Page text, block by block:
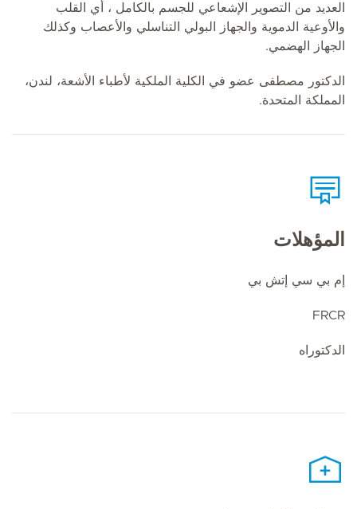
العديد من التصوير الإشعاعي للجسم بالكامل ، أي القلب
والأوعية الدموية والجهاز البولي التناسلي والأعصاب وكذلك
الجهاز الهضمي.
الدكتور مصطفى عضو في الكلية الملكية لأطباء الأشعة، لندن،
المملكة المتحدة.
المؤهلات
إم بي سي إتش بي
FRCR
الدكتوراه